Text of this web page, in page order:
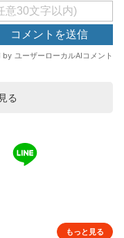
る
もっと見る